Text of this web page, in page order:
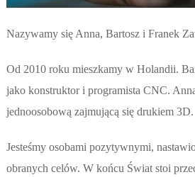
Nazywamy się Anna, Bartosz i Franek
Od 2010 roku mieszkamy w Holandii.
jako konstruktor i programista CNC.
jednoosobową zajmującą się drukiem 3D.
Jesteśmy osobami pozytywnymi,
obranych celów. W końcu Świat stoi